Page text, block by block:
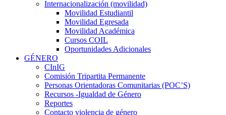
Internacionalización (movilidad)
Movilidad Estudiantil
Movilidad Egresada
Movilidad Académica
Cursos COIL
Oportunidades Adicionales
GÉNERO
CInIG
Comisión Tripartita Permanente
Personas Orientadoras Comunitarias (POC’S)
Recursos -Igualdad de Género
Reportes
Contacto violencia de género